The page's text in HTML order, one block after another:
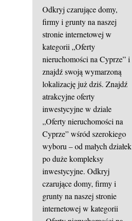
Odkryj czarujące domy,
firmy i grunty na naszej
stronie internetowej w
kategorii „Oferty
nieruchomości na Cyprze” i
znajdź swoją wymarzoną
lokalizację już dziś. Znajdź
atrakcyjne oferty
inwestycyjne w dziale
„Oferty nieruchomości na
Cyprze” wśród szerokiego
wyboru – od małych działek
po duże kompleksy
inwestycyjne. Odkryj
czarujące domy, firmy i
grunty na naszej stronie
internetowej w kategorii